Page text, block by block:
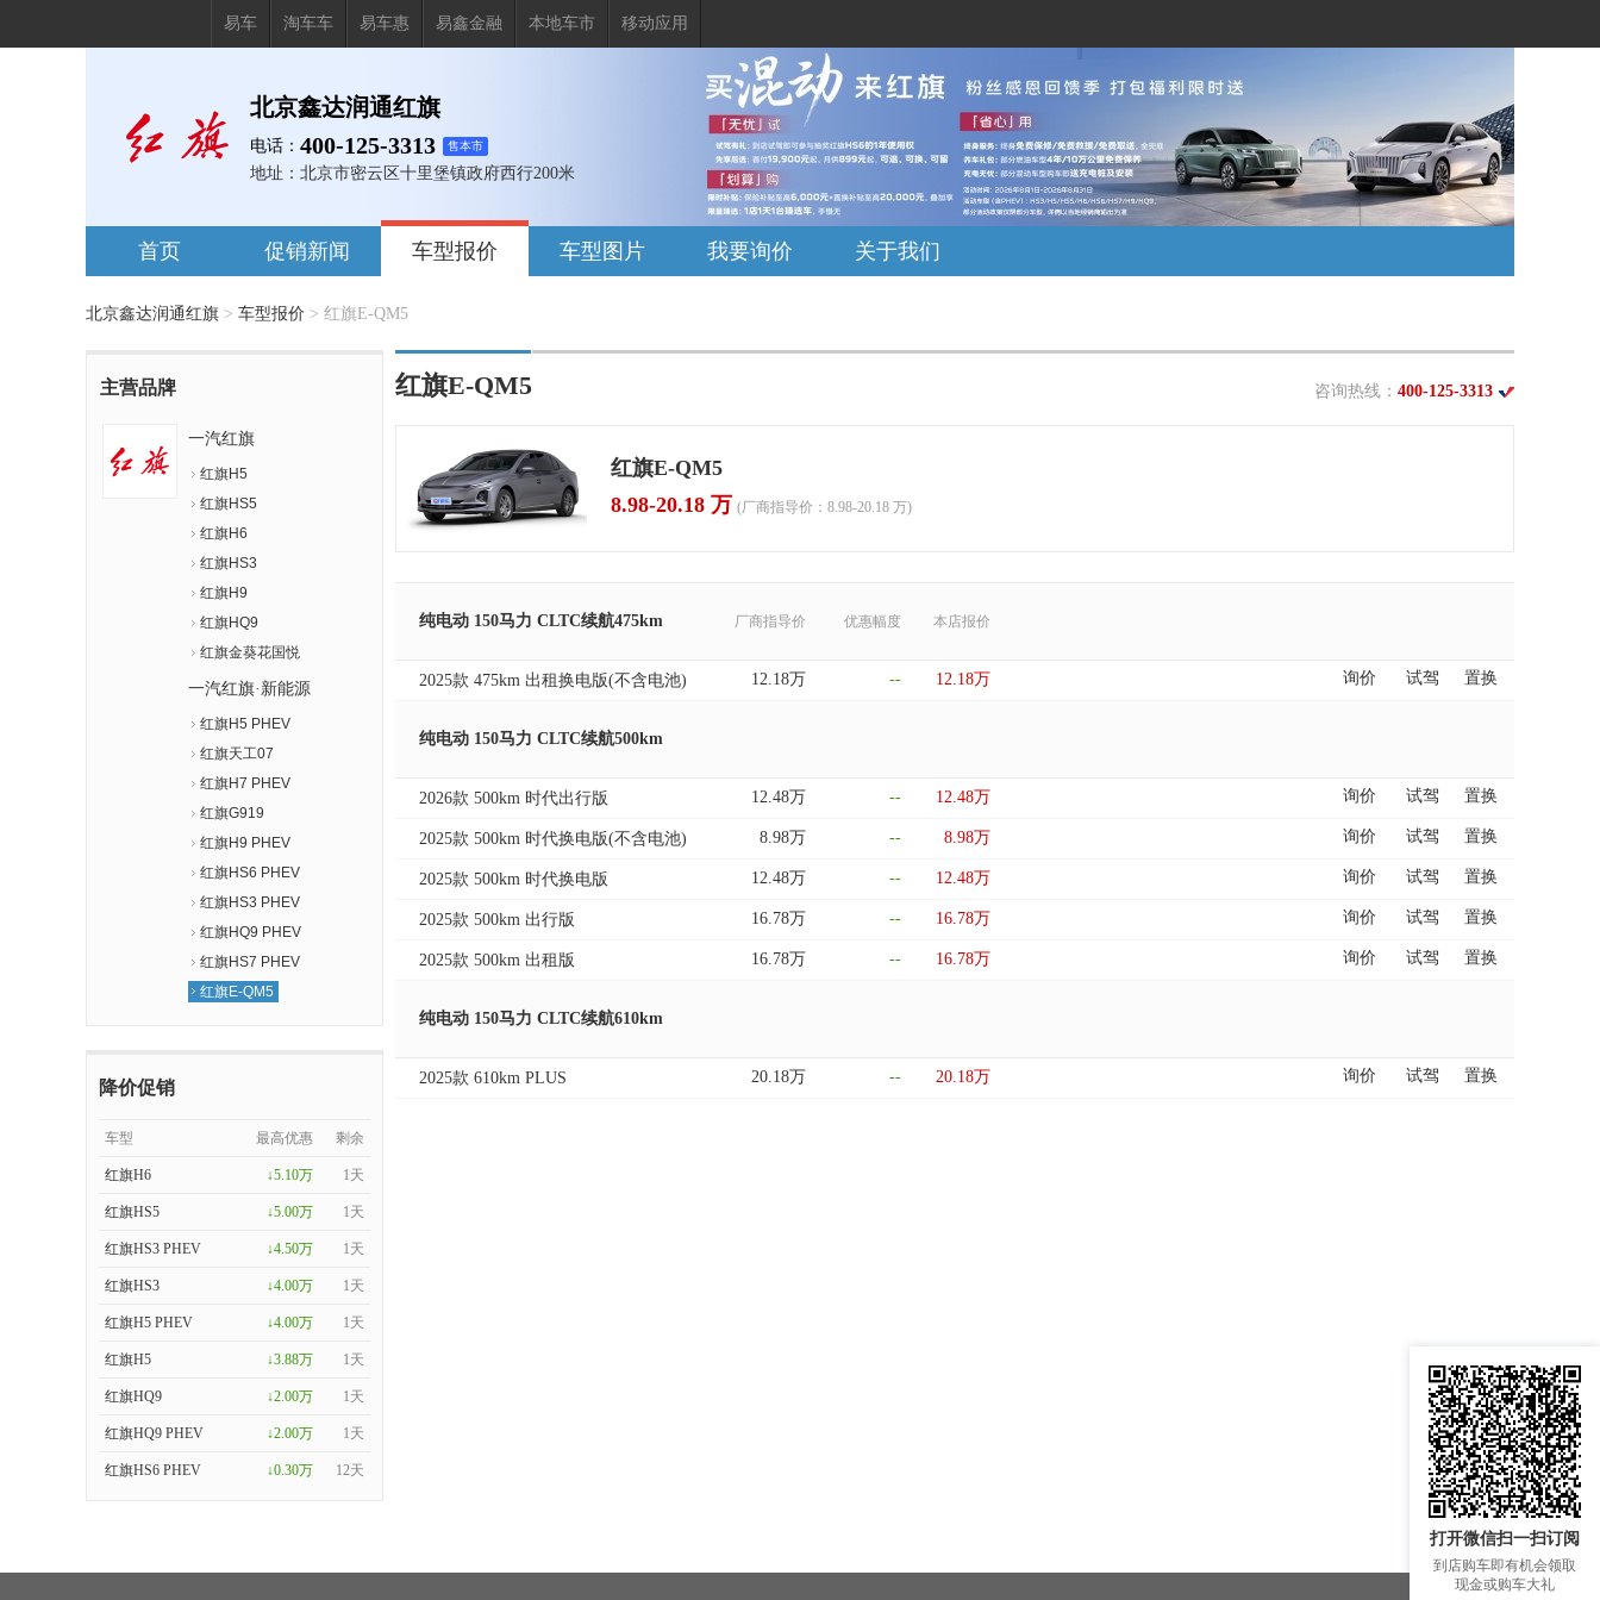
易车 淘车车 易车惠 易鑫金融 本地车市 移动应用
北京鑫达润通红旗
电话： 400-125-3313 售本市
地址： 北京市密云区十里堡镇政府西行200米
打开微信扫一扫订阅
到店购车即有机会领取
现金或购车大礼
首页 促销新闻 车型报价 车型图片 我要询价 关于我们
北京鑫达润通红旗 > 车型报价 > 红旗E-QM5
主营品牌
一汽红旗
红旗H5
红旗HS5
红旗H6
红旗HS3
红旗H9
红旗HQ9
红旗金葵花国悦
一汽红旗·新能源
红旗H5 PHEV
红旗天工07
红旗H7 PHEV
红旗G919
红旗H9 PHEV
红旗HS6 PHEV
红旗HS3 PHEV
红旗HQ9 PHEV
红旗HS7 PHEV
红旗E-QM5
降价促销
车型 最高优惠 剩余
红旗H6 ↓5.10万 1天
红旗HS5 ↓5.00万 1天
红旗HS3 PHEV ↓4.50万 1天
红旗HS3 ↓4.00万 1天
红旗H5 PHEV ↓4.00万 1天
红旗H5 ↓3.88万 1天
红旗HQ9 ↓2.00万 1天
红旗HQ9 PHEV ↓2.00万 1天
红旗HS6 PHEV ↓0.30万 12天
红旗E-QM5 咨询热线： 400-125-3313
红旗E-QM5
8.98-20.18 万 (厂商指导价：8.98-20.18 万)
纯电动 150马力 CLTC续航475km 厂商指导价 优惠幅度 本店报价
2025款 475km 出租换电版(不含电池) 12.18万 -- 12.18万 询价 试驾 置换
纯电动 150马力 CLTC续航500km
2026款 500km 时代出行版 12.48万 -- 12.48万 询价 试驾 置换
2025款 500km 时代换电版(不含电池) 8.98万 -- 8.98万 询价 试驾 置换
2025款 500km 时代换电版 12.48万 -- 12.48万 询价 试驾 置换
2025款 500km 出行版 16.78万 -- 16.78万 询价 试驾 置换
2025款 500km 出租版 16.78万 -- 16.78万 询价 试驾 置换
纯电动 150马力 CLTC续航610km
2025款 610km PLUS 20.18万 -- 20.18万 询价 试驾 置换